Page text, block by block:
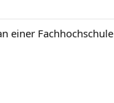
einer Fachhochschule